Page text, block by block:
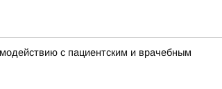
с пациентским и врачебным